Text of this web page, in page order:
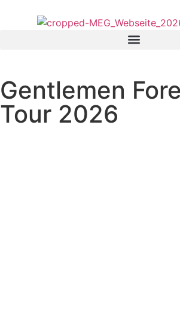
springen
Gentlemen
Tour 2026